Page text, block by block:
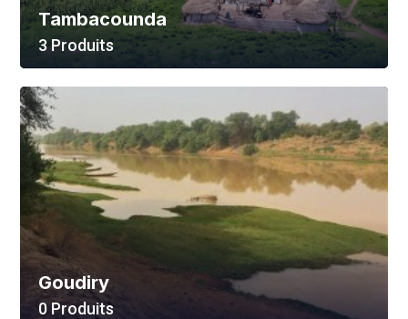
Tambacounda
3 Produits
Voir Tout
Goudiry
0 Produits